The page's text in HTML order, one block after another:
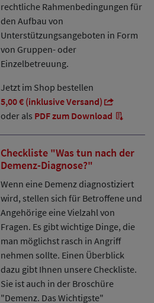
rechtliche Rahmenbedingungen für
den Aufbau von
Unterstützungsangeboten in Form
von Gruppen- oder
Einzelbetreuung.
Jetzt im Shop bestellen
5,00 € (inklusive Versand)
oder als PDF zum Download
Checkliste "Was tun nach der
Demenz-Diagnose?"
Wenn eine Demenz diagnostiziert
wird, stellen sich für Betroffene und
Angehörige eine Vielzahl von
Fragen. Es gibt wichtige Dinge, die
man möglichst rasch in Angriff
nehmen sollte. Einen Überblick
dazu gibt Ihnen unsere Checkliste.
Sie ist auch in der Broschüre
"Demenz. Das Wichtigste"